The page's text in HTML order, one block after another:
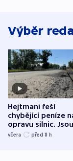
Výběr
Hejtmani řeší
chybějící peníze
opravu silnic. Jsou
nenárokové,
včera před 8 h